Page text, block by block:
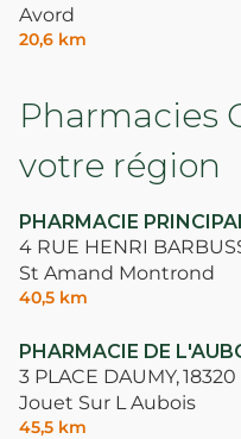
Avord
20,6 km
Pharmacies
votre région
PHARMACIE
4 RUE HENRI
St Amand Montrond
40,5 km
PHARMACIE DE
3 PLACE DAUMY,18320
Jouet Sur L Aubois
45,5 km